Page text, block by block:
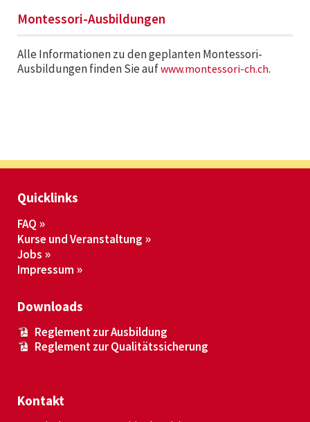
Montessori-Ausbildungen
Alle Informationen zu den geplanten Montessori-
Ausbildungen finden Sie aufwww.montessori-ch.ch.
Quicklinks
FAQ
Kurse und Veranstaltung
Jobs
Impressum
Downloads
Reglement zur Ausbildung
Reglement zur Qualitätssicherung
Kontakt